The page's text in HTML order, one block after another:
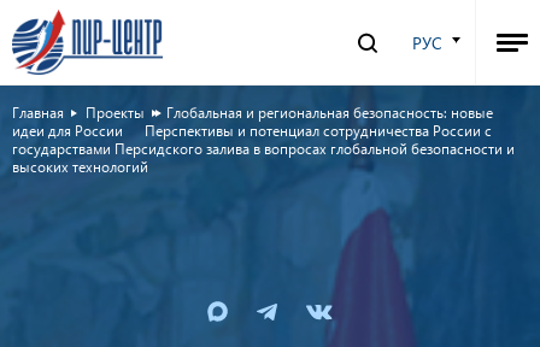
РУС
Главная Проекты
Глобальная и региональная безопасность: новые
идеи для России
Перспективы и потенциал сотрудничества России с
государствами Персидского залива в вопросах глобальной безопасности и
высоких технологий